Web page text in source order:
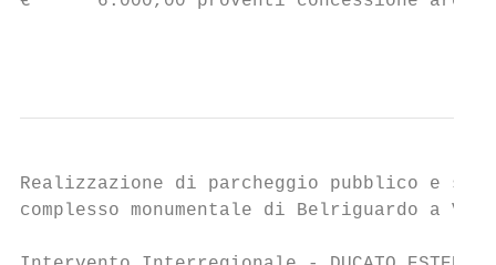
Realizzazione di parcheggio pubblico e
complesso monumentale di Belriguardo a